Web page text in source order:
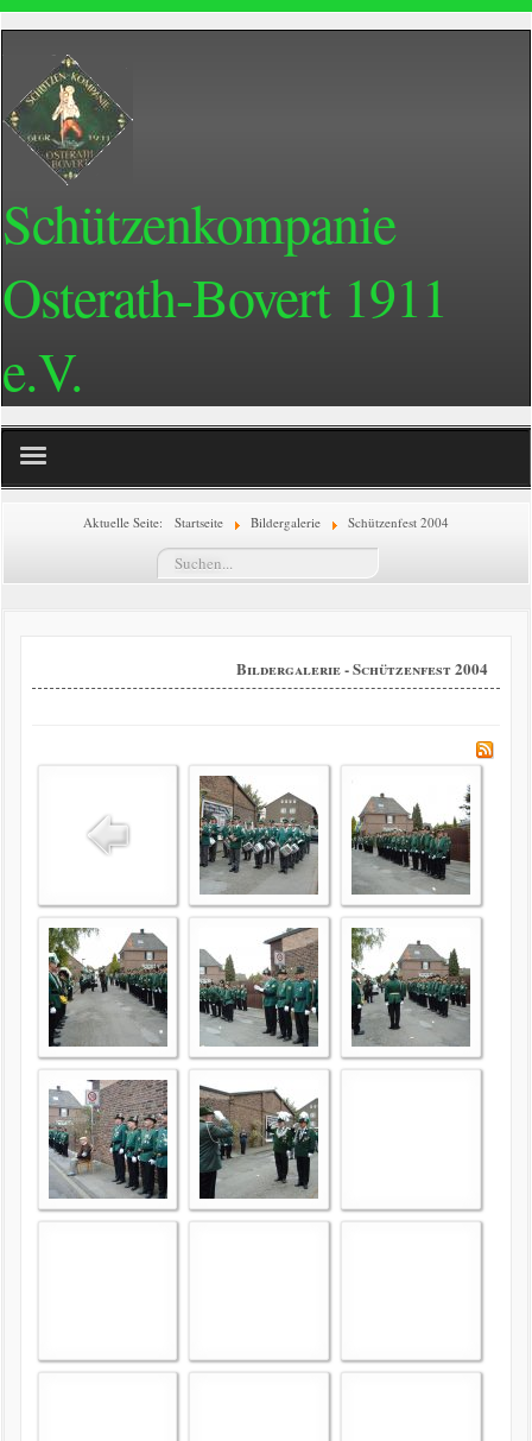
Schützenkompanie
Osterath-Bovert 1911
e.V.
Vorstand
Jungschützenkönige
Bildergalerie
News
Impressum
intern
Datenschutzerklärung
Aktuelle Seite: Startseite Bildergalerie Schützenfest 2004
Suchen...
Bildergalerie - Schützenfest 2004